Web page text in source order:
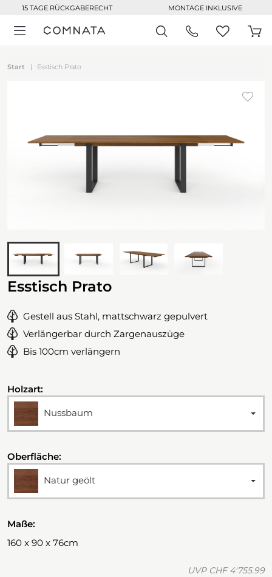
15 TAGE RÜCKGABERECHT MONTAGE INKLUSIVE
Start Esstisch Prato
Esstisch Prato
Gestell aus Stahl, mattschwarz gepulvert
Verlängerbar durch Zargenauszüge
Bis 100cm verlängern
Holzart:
Nussbaum
Oberfläche:
Natur geölt
Maße:
160 x 90 x 76cm
UVP CHF 4'755.99